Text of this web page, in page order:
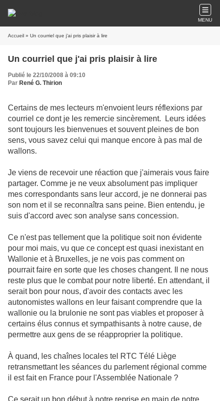
MENU
Accueil » Un courriel que j'ai pris plaisir à lire
Un courriel que j'ai pris plaisir à lire
Publié le 22/10/2008 à 09:10
Par René G. Thirion
Certains de mes lecteurs m'envoient leurs réflexions par
courriel ce dont je les remercie sincèrement. Leurs idées
sont toujours les bienvenues et souvent pleines de bon
sens, vous savez celui qui manque encore à pas mal de
wallons.
Je viens de recevoir une réaction que j'aimerais vous faire
partager. Comme je ne veux absolument pas impliquer
mes correspondants sans leur accord, je ne donnerai pas
son nom et il se reconnaîtra sans peine. Bien entendu, je
suis d'accord avec son analyse sans concession.
Ce n'est pas tellement que la politique soit non évidente
pour moi mais, vu que ce concept est quasi inexistant en
Wallonie et à Bruxelles, je ne vois pas comment on
pourrait faire en sorte que les choses changent. Il ne nous
reste plus que le combat pour notre liberté. En attendant, il
serait bon pour nous, d'avoir des contacts avec les
autonomistes wallons en leur faisant comprendre que la
wallonie ou la brulonie ne sont pas viables et proposer à
certains élus connus et sympathisants à notre cause, de
permettre aux gens de se réapproprier la politique.
À quand, les chaînes locales tel RTC Télé Liège
retransmettant les séances du parlement régional comme
il est fait en France pour l'Assemblée Nationale ?
Ce serait un bon début à notre reprise en main de notre